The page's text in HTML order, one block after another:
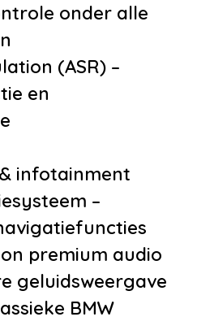
onder alle
(ASR) –
en
infotainment
–
premium audio
geluidsweergave
BMW